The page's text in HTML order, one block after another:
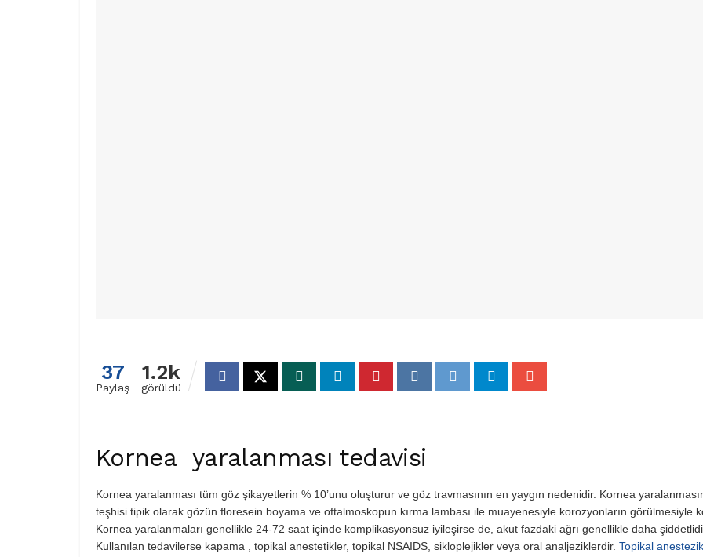
37
Paylaş
1.2k
görüldü
Kornea yaralanması tedavisi
Kornea yaralanması tüm göz şikayetlerin % 10’unu oluşturur ve göz travmasının en yaygın nedenidir. Kornea
teşhisi tipik olarak gözün floresein boyama ve oftalmoskopun kırma lambası ile muayenesiyle korozyonların görülmesiyle
Kornea yaralanmaları genellikle 24-72 saat içinde komplikasyonsuz iyileşirse de, akut fazdaki ağrı genellikle daha
Kullanılan tedavilerse kapama , topikal anestetikler, topikal NSAIDS, sikloplejikler veya oral analjeziklerdir. Topikal